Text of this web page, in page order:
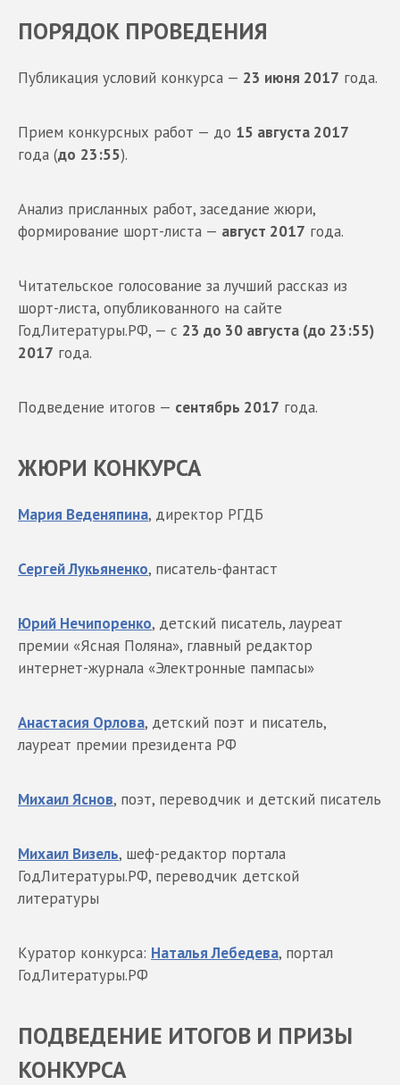
ПОРЯДОК ПРОВЕДЕНИЯ
Публикация условий конкурса — 23 июня 2017 года.
Прием конкурсных работ — до 15 августа 2017
года (до 23:55).
Анализ присланных работ, заседание жюри,
формирование шорт-листа — август 2017 года.
Читательское голосование за лучший рассказ из
шорт-листа, опубликованного на сайте
ГодЛитературы.РФ, — с 23 до 30 августа (до 23:55)
2017 года.
Подведение итогов — сентябрь 2017 года.
ЖЮРИ КОНКУРСА
Мария Веденяпина, директор РГДБ
Сергей Лукьяненко, писатель-фантаст
Юрий Нечипоренко, детский писатель, лауреат
премии «Ясная Поляна», главный редактор
интернет-журнала «Электронные пампасы»
Анастасия Орлова, детский поэт и писатель,
лауреат премии президента РФ
Михаил Яснов, поэт, переводчик и детский писатель
Михаил Визель, шеф-редактор портала
ГодЛитературы.РФ, переводчик детской
литературы
Куратор конкурса: Наталья Лебедева, портал
ГодЛитературы.РФ
ПОДВЕДЕНИЕ ИТОГОВ И ПРИЗЫ
КОНКУРСА